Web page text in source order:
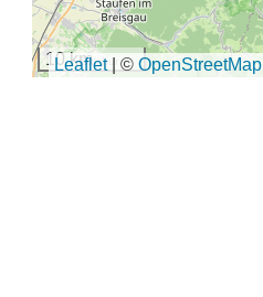
10 km
Leaflet © OpenStreetMap